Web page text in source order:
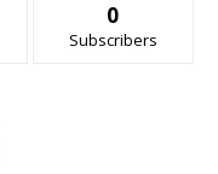
0
Subscribers